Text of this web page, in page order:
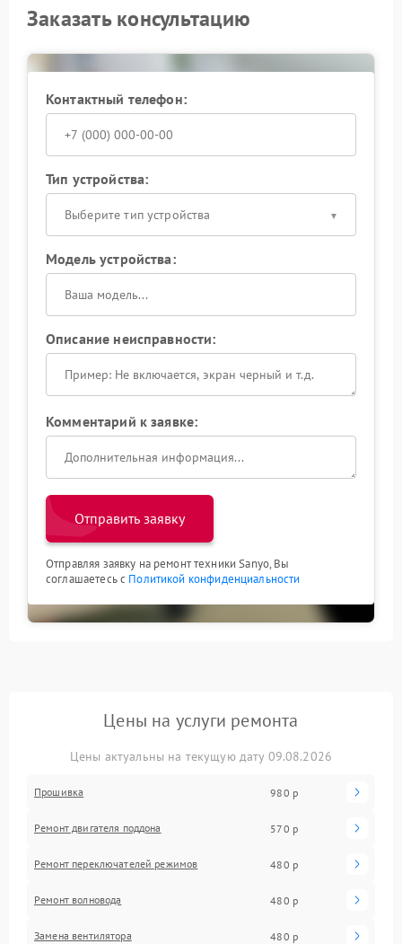
Заказать консультацию
Контактный телефон:
Тип устройства:
Выберите тип устройства
Модель устройства:
Описание неисправности:
Комментарий к заявке:
Отправить заявку
Отправляя заявку на ремонт техники Sanyo, Вы
соглашаетесь с Политикой конфиденциальности
Цены на услуги ремонта
Цены актуальны на текущую дату 09.08.2026
Прошивка 980 р
Ремонт двигателя поддона 570 р
Ремонт переключателей режимов 480 р
Ремонт волновода 480 р
Замена вентилятора 480 р